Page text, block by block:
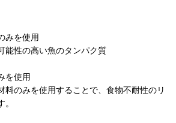
みを使用
能性の高い魚のタンパク質
を使用
料のみを使用することで、食物不耐性のリ